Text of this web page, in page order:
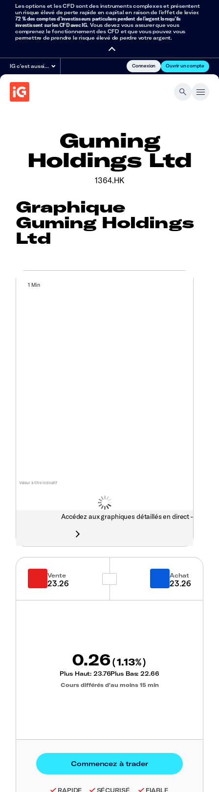
Les options et les CFD sont des instruments complexes et présentent
un risque élevé de perte rapide en capital en raison de l’effet de levier.
72 % des comptes d’investisseurs particuliers perdent de l’argent lorsqu’ils
investissent sur les CFD avec IG. Vous devez vous assurer que vous
comprenez le fonctionnement des CFD et que vous pouvez vous
permettre de prendre le risque élevé de perdre votre argent.
IG c'est aussi… Connexion Ouvrir un compte
Guming
Holdings Ltd
1364.HK
Graphique
Guming Holdings
Ltd
Valeur à titre indicatif
1 Min
Accédez aux graphiques détaillés en direct -
Vente
23.26
Achat
23.26
0.26(1.13%)
Plus Haut: 23.76Plus Bas: 22.66
Cours différés d'au moins 15 min
RAPIDE SÉCURISÉ FIABLE